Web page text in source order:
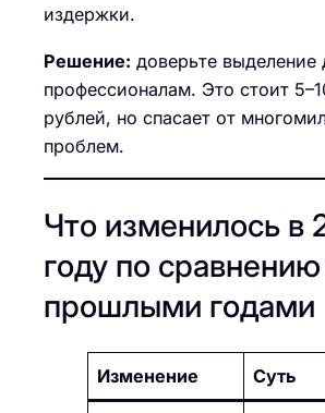
издержки.
Решение: доверьте выделение
профессионалам. Это стоит
рублей, но спасает от
проблем.
Что изменилось в
году по
прошлыми годами
Изменение Суть